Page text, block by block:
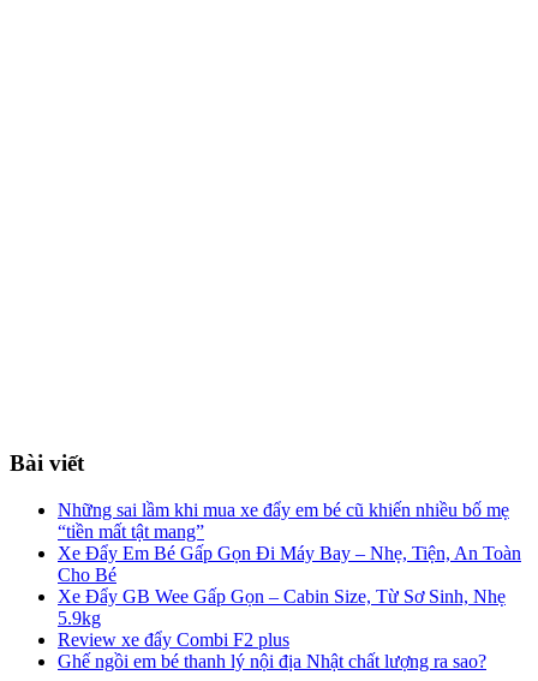
Bài viết
Những sai lầm khi mua xe đẩy em bé cũ khiến nhiều bố mẹ
“tiền mất tật mang”
Xe Đẩy Em Bé Gấp Gọn Đi Máy Bay – Nhẹ, Tiện, An Toàn
Cho Bé
Xe Đẩy GB Wee Gấp Gọn – Cabin Size, Từ Sơ Sinh, Nhẹ
5.9kg
Review xe đẩy Combi F2 plus
Ghế ngồi em bé thanh lý nội địa Nhật chất lượng ra sao?